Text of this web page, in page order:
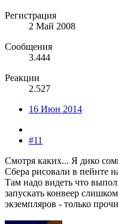
Регистрация
2 Май 2008
Сообщения
3.444
Реакции
2.527
16 Июн 2014
#11
Смотря каких... Я дико
Сбера рисовали в пейнте
Там надо видеть что
запускать конвеер
экземпляров - только